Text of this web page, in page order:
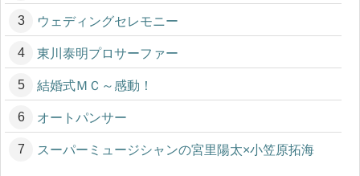
ウェディングセレモニー
東川泰明プロサーファー
結婚式ＭＣ～感動！
オートパンサー
スーパーミュージシャンの宮里陽太×小笠原拓海